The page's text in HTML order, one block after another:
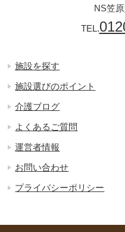
NS笠
TEL.
施設を探す
施設選びのポイント
介護ブログ
よくあるご質問
運営者情報
お問い合わせ
プライバシーポリシー